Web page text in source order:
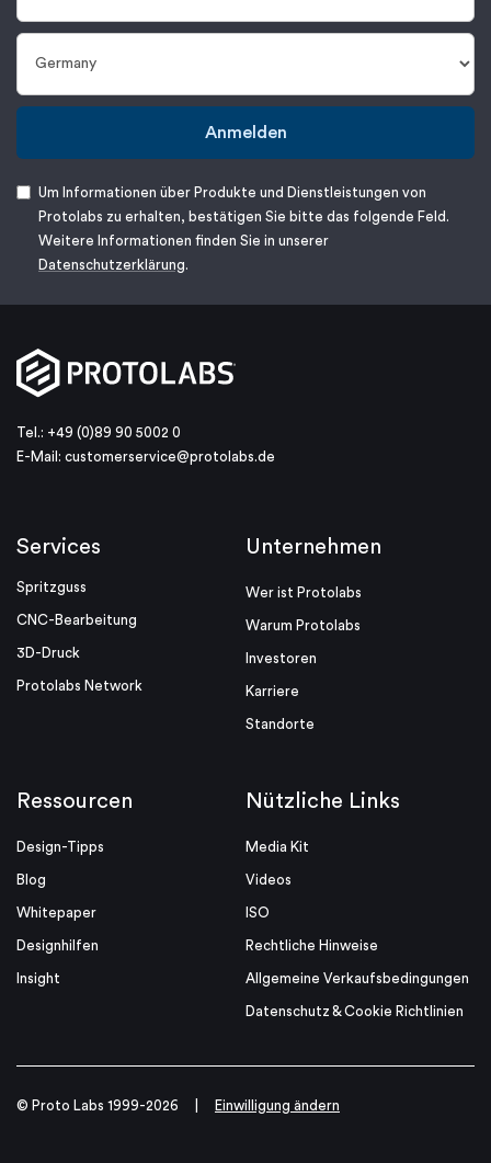
Anmelden
Um Informationen über Produkte und Dienstleistungen von
Protolabs zu erhalten, bestätigen Sie bitte das folgende Feld.
Weitere Informationen finden Sie in unserer
Datenschutzerklärung.
Tel.: +49 (0)89 90 5002 0
E-Mail: customerservice@protolabs.de
Services
Spritzguss
CNC-Bearbeitung
3D-Druck
Protolabs Network
Unternehmen
Wer ist Protolabs
Warum Protolabs
Investoren
Karriere
Standorte
Ressourcen
Design-Tipps
Blog
Whitepaper
Designhilfen
Insight
Nützliche Links
Media Kit
Videos
ISO
Rechtliche Hinweise
Allgemeine Verkaufsbedingungen
Datenschutz & Cookie Richtlinien
© Proto Labs 1999-2026 Einwilligung ändern